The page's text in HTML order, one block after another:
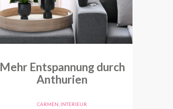
Mehr Entspannung durch
Anthurien
CARMEN, INTERIEUR